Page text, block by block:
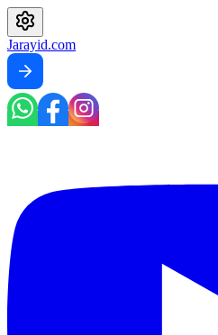
Jarayid.com